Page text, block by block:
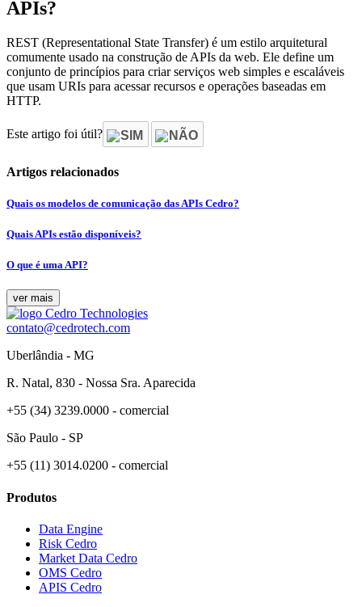
APIs?
REST (Representational State Transfer) é um estilo arquitetural
comumente usado na construção de APIs da web. Ele define um
conjunto de princípios para criar serviços web simples e escaláveis
que usam URIs para acessar recursos e operações baseadas em
HTTP.
Este artigo foi útil? SIM NÃO
Artigos relacionados
Quais os modelos de comunicação das APIs Cedro?
Quais APIs estão disponíveis?
O que é uma API?
ver mais
contato@cedrotech.com
Uberlândia - MG
R. Natal, 830 - Nossa Sra. Aparecida
+55 (34) 3239.0000 - comercial
São Paulo - SP
+55 (11) 3014.0200 - comercial
Produtos
Data Engine
Risk Cedro
Market Data Cedro
OMS Cedro
APIS Cedro